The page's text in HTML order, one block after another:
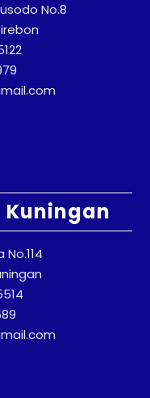
No.8
Kuningan